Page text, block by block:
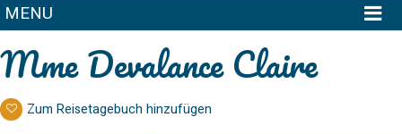
MENU
Mme Devalance Claire
Zum Reisetagebuch hinzufügen